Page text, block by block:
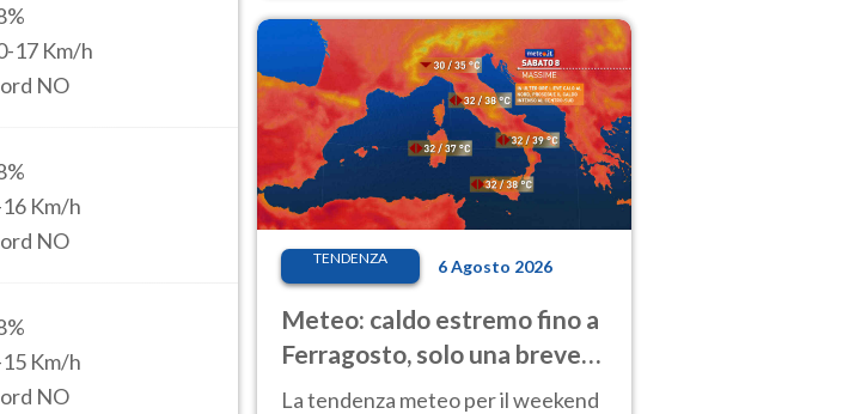
%
-17 Km/h
NO
%
16 Km/h
NO
%
15 Km/h
NO
anche al Nord.
TENDENZA 6 Agosto 2026
Meteo: caldo estremo fino a
Ferragosto, solo una breve
pausa. Ecco dove
La tendenza meteo per il weekend